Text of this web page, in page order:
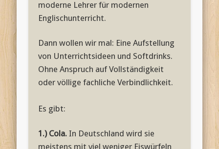
moderne Lehrer für modernen
Englischunterricht.
Dann wollen wir mal: Eine Aufstellung
von Unterrichtsideen und Softdrinks.
Ohne Anspruch auf Vollständigkeit
oder völlige fachliche Verbindlichkeit.
Es gibt:
1.) Cola. In Deutschland wird sie
meistens mit viel weniger Eiswürfeln